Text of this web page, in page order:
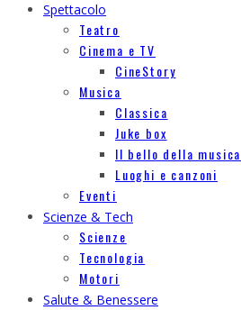
Spettacolo
Teatro
Cinema e TV
CineStory
Musica
Classica
Juke box
Il bello della musica
Luoghi e canzoni
Eventi
Scienze & Tech
Scienze
Tecnologia
Motori
Salute & Benessere